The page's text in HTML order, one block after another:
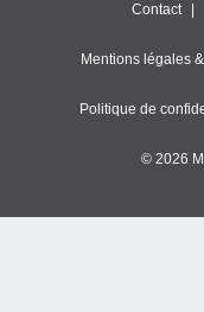
Contact
Mentions légales
Politique de
© 2026